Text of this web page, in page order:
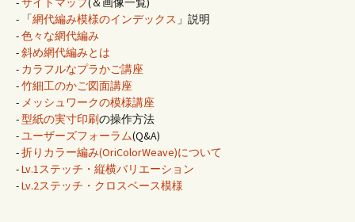
- 「網代編み模様のインデックス 」説明
-色々な網代編み
-斜め網代編みとは
- カラフルなプラかご講座
-竹細工のかご図面講座
- メッシュワークの模様講座
-型紙の実寸印刷の操作方法
-ユーザーズフォーラム(Q&A)
-折りカラー編み(OriColorWeave)について
-Lv.1ステッチ・縦横バリエーション
-Lv.2ステッチ・クロスベース模様